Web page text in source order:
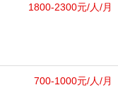
1800-2300元/人/月
700-1000元/人/月